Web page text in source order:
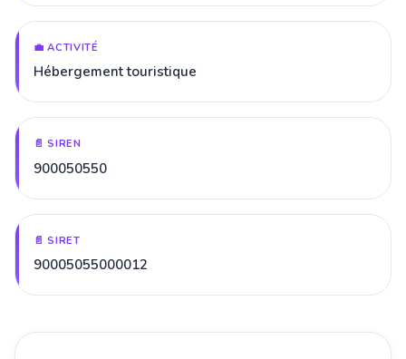
💼 ACTIVITÉ
Hébergement touristique
📄 SIREN
900050550
📄 SIRET
90005055000012